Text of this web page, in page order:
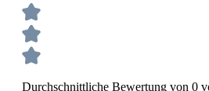
Durchschnittliche Bewertung von 0